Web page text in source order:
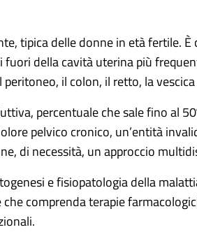
tipica delle donne in età fertile.
della cavità uterina più
il colon, il retto, la vescica
percentuale che sale fino al
pelvico cronico, un’entità
di necessità, un approccio
e fisiopatologia della
comprenda terapie